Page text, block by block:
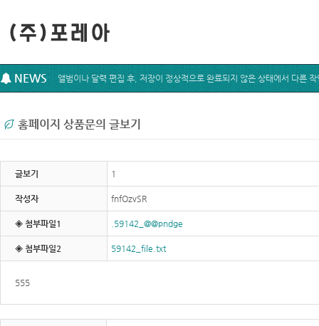
NEWS
홈페이지 상품문의 글보기
글보기 1
작성자 fnfOzvSR
◈ 첨부파일1 .59142_@@pndge
◈ 첨부파일2 59142_file.txt
555